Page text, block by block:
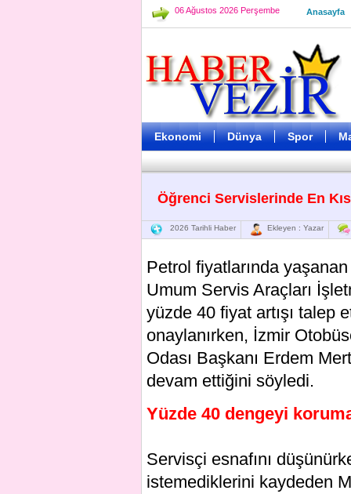
06 Ağustos 2026 Perşembe Anasayfa
Ekonomi Dünya Spor
Öğrenci Servislerinde En
2026 Tarihli Haber Ekleyen : Yazar
Petrol fiyatlarında
Umum Servis Araçları
yüzde 40 fiyat artışı talep
onaylanırken, İzmir
Odası Başkanı Erdem
devam ettiğini söyledi.
Yüzde 40 dengeyi
Servisçi esnafını
istemediklerini kaydeden